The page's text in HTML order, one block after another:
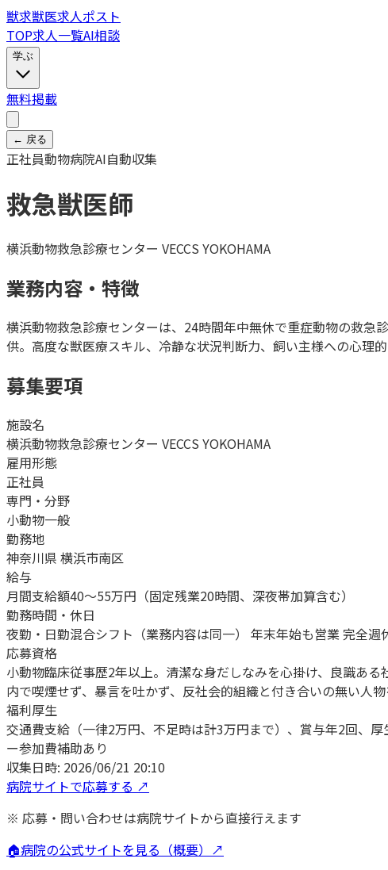
獣求獣医求人ポスト
TOP求人一覧AI相談
学ぶ
無料掲載
← 戻る
正社員動物病院AI自動収集
救急獣医師
横浜動物救急診療センター VECCS YOKOHAMA
業務内容・特徴
横浜動物救急診療センターは、24時間年中無休で重症動物の救急
供。高度な獣医療スキル、冷静な状況判断力、飼い主様への心理
募集要項
施設名
横浜動物救急診療センター VECCS YOKOHAMA
雇用形態
正社員
専門・分野
小動物一般
勤務地
神奈川県 横浜市南区
給与
月間支給額40～55万円（固定残業20時間、深夜帯加算含む）
勤務時間・休日
夜勤・日勤混合シフト（業務内容は同一） 年末年始も営業 完全週
応募資格
小動物臨床従事歴2年以上。清潔な身だしなみを心掛け、良識あ
内で喫煙せず、暴言を吐かず、反社会的組織と付き合いの無い人物
福利厚生
交通費支給（一律2万円、不足時は計3万円まで）、賞与年2回、
ー参加費補助あり
収集日時: 2026/06/21 20:10
病院サイトで応募する ↗
※ 応募・問い合わせは病院サイトから直接行えます
🏠病院の公式サイトを見る（概要）↗